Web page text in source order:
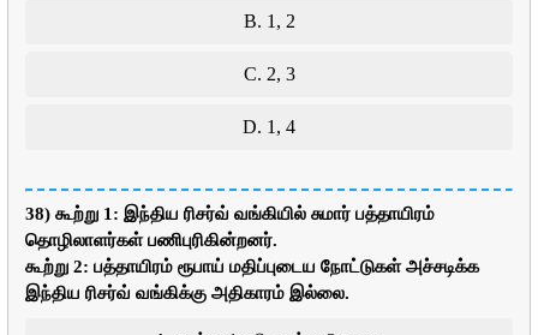
B. 1, 2
C. 2, 3
D. 1, 4
38) கூற்று 1: இந்திய ரிசர்வ் வங்கியில் சுமார் பத்தாயிரம்
தொழிலாளர்கள் பணிபுரிகின்றனர்.
கூற்று 2: பத்தாயிரம் ரூபாய் மதிப்புடைய நோட்டுகள் அச்சடிக்க
இந்திய ரிசர்வ் வங்கிக்கு அதிகாரம் இல்லை.